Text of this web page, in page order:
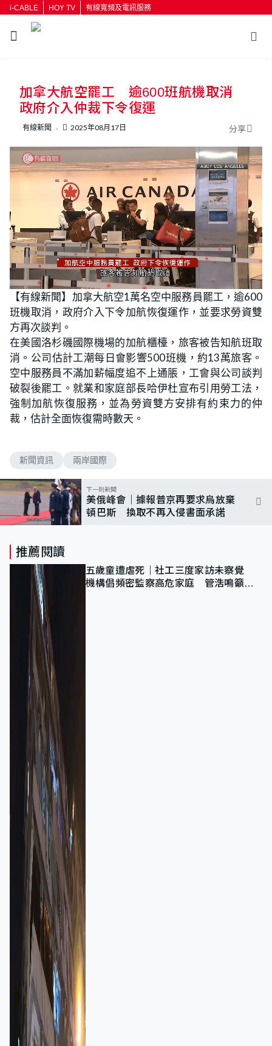
i-CABLE HOY TV 有線寬頻及電訊服務
按輸入鍵開始搜尋
加拿大航空罷工 逾600班航機取消
政府介入仲裁下令復運
有線新聞 2025年08月17日 分享
U
n
m
u
L
o
a
d
e
d
5
.
0
0
%
【有線新聞】加拿大航空1萬名空中服務員罷工，逾600
班機取消，政府介入下令加航恢復運作，並要求勞資雙
方再次談判。
在美國洛杉磯國際機場的加航櫃檯，旅客被告知航班取
消。公司估計工潮每日會影響500班機，約13萬旅客。
空中服務員不滿加薪幅度追不上通脹，工會與公司談判
破裂後罷工。就業和家庭部長哈伊杜宣布引用勞工法，
強制加航恢復服務，並為勞資雙方安排有約束力的仲
裁，估計全面恢復需時數天。
新聞資訊 兩岸國際
下一則新聞
美俄峰會｜據報普京再要求烏放棄
頓巴斯 換取不再入侵書面承諾
推薦閱讀
五歲童遭虐死｜社工三度家訪未察覺
機構倡頻密監察高危家庭 管浩鳴籲加